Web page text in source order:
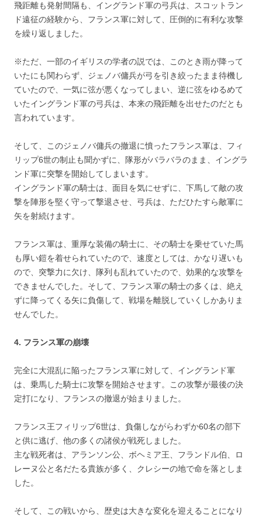
飛距離も発射間隔も、イングランド軍の弓兵は、スコットラン
ド遠征の経験から、フランス軍に対して、圧倒的に有利な攻撃
を繰り返しました。
※ただ、一部のイギリスの学者の説では、このとき雨が降って
いたにも関わらず、ジェノバ傭兵が弓を引き絞ったまま待機し
ていたので、一気に弦が悪くなってしまい、逆に弦をゆるめて
いたイングランド軍の弓兵は、本来の飛距離を出せたのだとも
言われています。
そして、このジェノバ傭兵の撤退に憤ったフランス軍は、フィ
リップ6世の制止も聞かずに、隊形がバラバラのまま、イングラ
ンド軍に突撃を開始してしまいます。
イングランド軍の騎士は、面目を気にせずに、下馬して敵の攻
撃を陣形を堅く守って撃退させ、弓兵は、ただひたすら敵軍に
矢を射続けます。
フランス軍は、重厚な装備の騎士に、その騎士を乗せていた馬
も厚い鎧を着せられていたので、速度としては、かなり遅いも
ので、突撃力に欠け、隊列も乱れていたので、効果的な攻撃を
できませんでした。そして、フランス軍の騎士の多くは、絶え
ずに降ってくる矢に負傷して、戦場を離脱していくしかありま
せんでした。
4. フランス軍の崩壊
完全に大混乱に陥ったフランス軍に対して、イングランド軍
は、乗馬した騎士に攻撃を開始させます。この攻撃が最後の決
定打になり、フランスの撤退が始まりました。
フランス王フィリップ6世は、負傷しながらわずか60名の部下
と供に逃げ、他の多くの諸侯が戦死しました。
主な戦死者は、アランソン公、ボヘミア王、フランドル伯、ロ
レーヌ公と名だたる貴族が多く、クレシーの地で命を落としま
した。
そして、この戦いから、歴史は大きな変化を迎えることになり